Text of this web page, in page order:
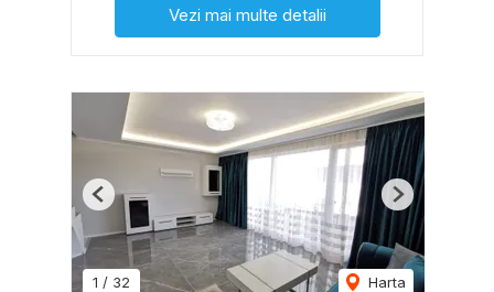
Vezi mai multe detalii
1 / 32 Harta
Previous Next